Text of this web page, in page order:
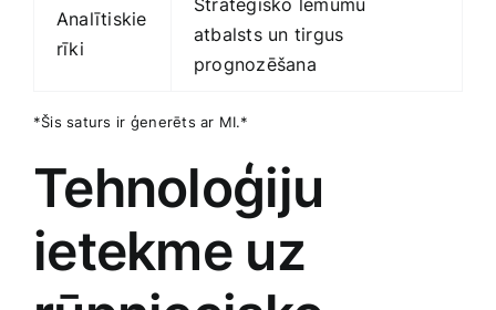
Analītiskie
rīki
atbalsts un tirgus
prognozēšana
*Šis saturs ⁢ir ģenerēts ‍ar MI.*
Tehnoloģiju
ietekme uz